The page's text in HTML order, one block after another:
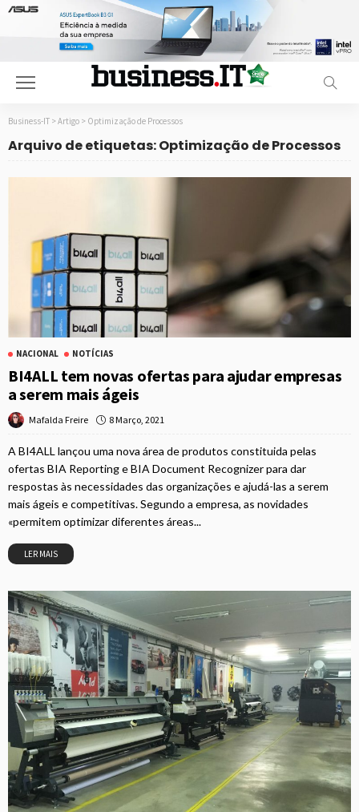
Business-IT > Artigo > Optimização de Processos
Arquivo de etiquetas: Optimização de Processos
NACIONAL NOTÍCIAS
BI4ALL tem novas ofertas para ajudar empresas
a serem mais ágeis
Mafalda Freire 8 Março, 2021
A BI4ALL lançou uma nova área de produtos constituida pelas
ofertas BIA Reporting e BIA Document Recognizer para dar
respostas às necessidades das organizações e ajudá-las a serem
mais ágeis e competitivas. Segundo a empresa, as novidades
«permitem optimizar diferentes áreas...
LER MAIS